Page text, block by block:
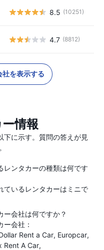
8.5 (10251)
4.7 (8812)
を表示する
情報
下に示す。質問の答えが見
。
レンタカーの種類は何です
ているレンタカーはミニで
ー会社は何ですか？
会社：
Rent a Car Europcar
Rent A Car